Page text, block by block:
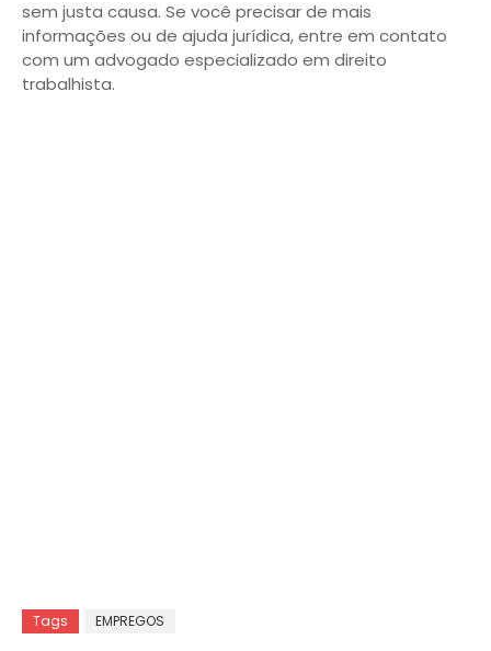
sem justa causa. Se você precisar de mais
informações ou de ajuda jurídica, entre em contato
com um advogado especializado em direito
trabalhista.
Tags EMPREGOS